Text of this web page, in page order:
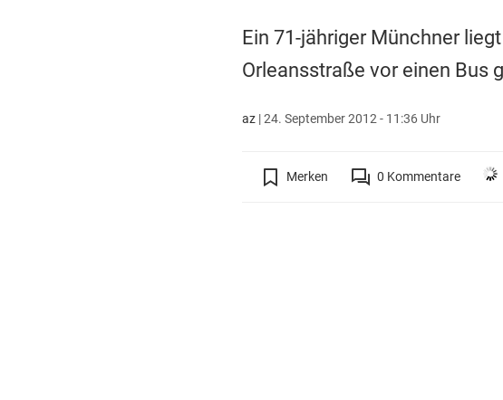
Ein 71-jähriger Münchner
Orleansstraße vor einen Bus
az|24. September 2012 - 11:36 Uhr
Merken 0 Kommentare